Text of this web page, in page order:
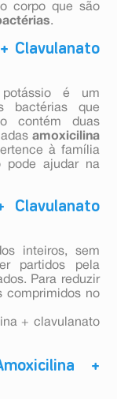
corpo que são
.
Clavulanato
é um
bactérias que
contém duas
amoxicilina
à família
pode ajudar na
Clavulanato
inteiros, sem
partidos pela
Para reduzir
comprimidos no
+ clavulanato
+